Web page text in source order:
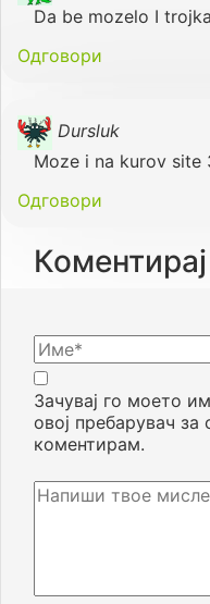
Da be mozelo I trojka
Одговори
Dursluk
Moze i na kurov
Одговори
Зачувај го моето
овој пребарувач за
коментирам.